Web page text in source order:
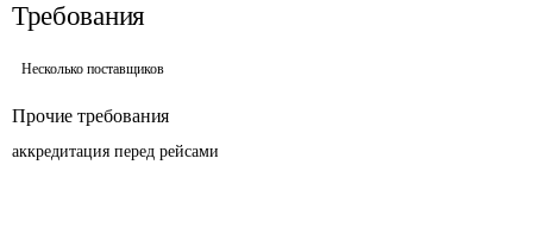
Требования
Несколько поставщиков
Прочие требования
аккредитация перед рейсами